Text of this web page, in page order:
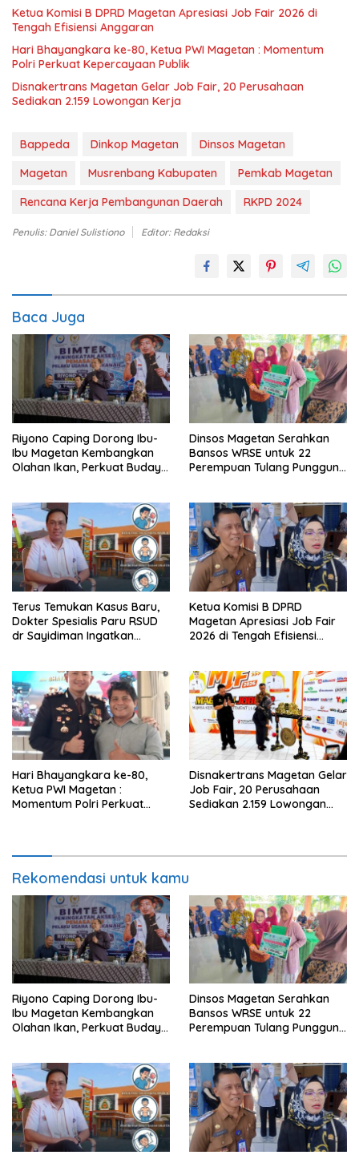
Ketua Komisi B DPRD Magetan Apresiasi Job Fair 2026 di
Tengah Efisiensi Anggaran
Hari Bhayangkara ke-80, Ketua PWI Magetan : Momentum
Polri Perkuat Kepercayaan Publik
Disnakertrans Magetan Gelar Job Fair, 20 Perusahaan
Sediakan 2.159 Lowongan Kerja
Bappeda Dinkop Magetan
Dinsos Magetan
Magetan
Musrenbang Kabupaten
Pemkab Magetan
Rencana Kerja Pembangunan Daerah
RKPD 2024
Penulis: Daniel Sulistiono Editor: Redaksi
Baca Juga
Riyono Caping Dorong Ibu-
Ibu Magetan Kembangkan
Olahan Ikan, Perkuat Budaya
Dinsos Magetan Serahkan
Bansos WRSE untuk 22
Perempuan Tulang Punggung
Terus Temukan Kasus Baru,
Dokter Spesialis Paru RSUD
dr Sayidiman Ingatkan
Ketua Komisi B DPRD
Magetan Apresiasi Job Fair
2026 di Tengah Efisiensi
Hari Bhayangkara ke-80,
Ketua PWI Magetan :
Momentum Polri Perkuat
Disnakertrans Magetan Gelar
Job Fair, 20 Perusahaan
Sediakan 2.159 Lowongan
Rekomendasi untuk kamu
Riyono Caping Dorong Ibu-
Ibu Magetan Kembangkan
Olahan Ikan, Perkuat Budaya
Dinsos Magetan Serahkan
Bansos WRSE untuk 22
Perempuan Tulang Punggung